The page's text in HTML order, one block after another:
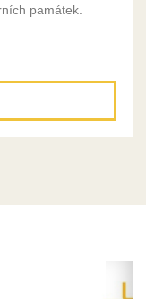
památek.